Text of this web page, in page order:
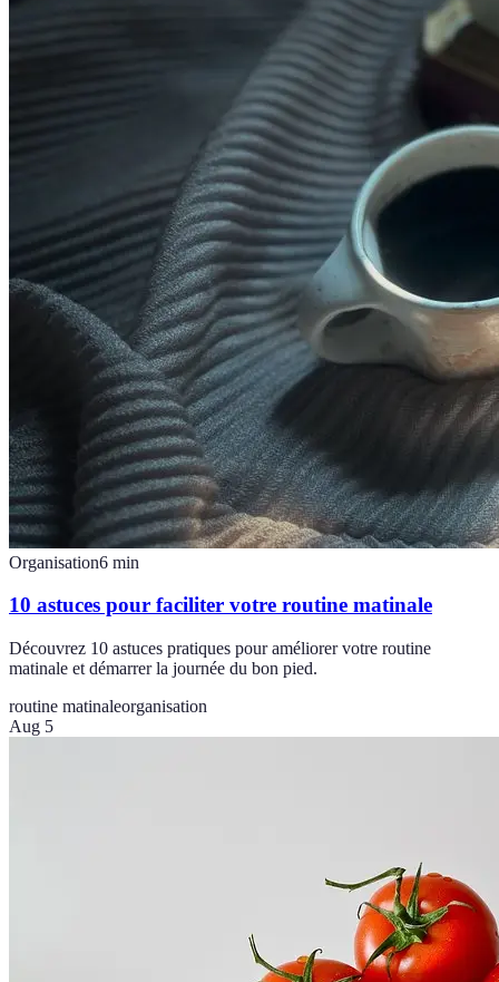
Organisation6 min
10 astuces pour faciliter votre routine matinale
Découvrez 10 astuces pratiques pour améliorer votre routine
matinale et démarrer la journée du bon pied.
routine matinaleorganisation
Aug 5